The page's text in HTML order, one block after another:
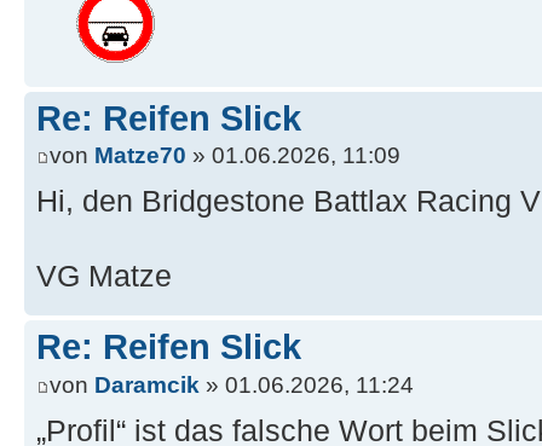
Re: Reifen Slick
von Matze70 » 01.06.2026, 11:09
Hi, den Bridgestone Battlax Racing
VG Matze
Re: Reifen Slick
von Daramcik » 01.06.2026, 11:24
„Profil“ ist das falsche Wort beim